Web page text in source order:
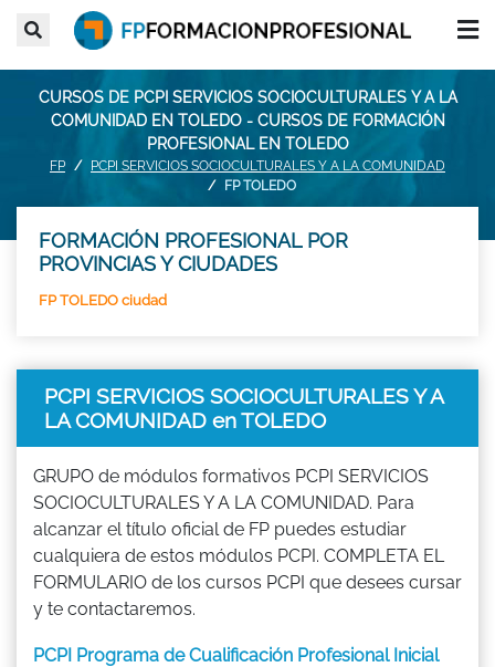
CURSOS DE PCPI SERVICIOS SOCIOCULTURALES Y A LA
COMUNIDAD EN TOLEDO - CURSOS DE FORMACIÓN
PROFESIONAL EN TOLEDO
FP
PCPI SERVICIOS SOCIOCULTURALES Y A LA COMUNIDAD
FP TOLEDO
FORMACIÓN PROFESIONAL POR
PROVINCIAS Y CIUDADES
FP TOLEDO ciudad
PCPI SERVICIOS SOCIOCULTURALES Y A
LA COMUNIDAD en TOLEDO
GRUPO de módulos formativos PCPI SERVICIOS
SOCIOCULTURALES Y A LA COMUNIDAD. Para
alcanzar el título oficial de FP puedes estudiar
cualquiera de estos módulos PCPI. COMPLETA EL
FORMULARIO de los cursos PCPI que desees cursar
y te contactaremos.
PCPI Programa de Cualificación Profesional Inicial